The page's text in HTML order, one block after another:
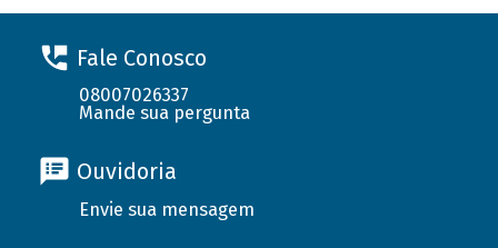
Fale Conosco
08007026337
Mande sua pergunta
Ouvidoria
Envie sua mensagem